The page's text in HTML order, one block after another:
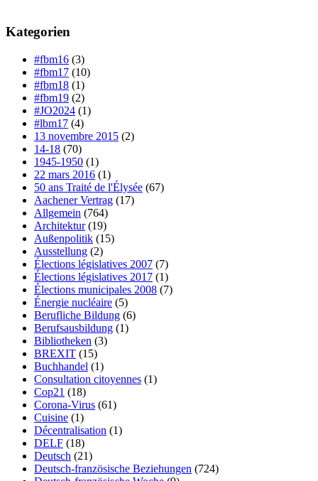
Kategorien
#fbm16 (3)
#fbm17 (10)
#fbm18 (1)
#fbm19 (2)
#JO2024 (1)
#lbm17 (4)
13 novembre 2015 (2)
14-18 (70)
1945-1950 (1)
22 mars 2016 (1)
50 ans Traité de l'Élysée (67)
Aachener Vertrag (17)
Allgemein (764)
Architektur(19)
Außenpolitik (15)
Ausstellung (2)
Élections législatives 2007 (7)
Élections législatives 2017 (1)
Élections municipales 2008 (7)
Énergie nucléaire (5)
Berufliche Bildung (6)
Berufsausbildung (1)
Bibliotheken (3)
BREXIT (15)
Buchhandel (1)
Consultation citoyennes (1)
Cop21 (18)
Corona-Virus (61)
Cuisine (1)
Décentralisation (1)
DELF (18)
Deutsch (21)
Deutsch-französische Beziehungen (724)